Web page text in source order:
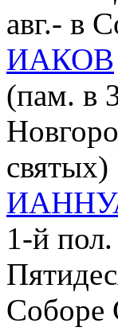
авг.- в
ИАКОВ
(пам. в
святых)
1-й
Соборе